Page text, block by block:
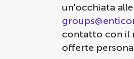
un'occhiata
contatto con il
offerte